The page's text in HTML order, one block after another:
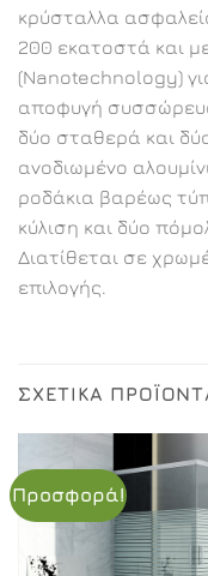
κρύσταλλα
200 εκατοστά και
(Nanotechnology)
αποφυγή
δύο σταθερά και
ανοδιωμένο
ροδάκια βαρέως
κύλιση και δύο
Διατίθεται σε
επιλογής.
ΣΧΕΤΙΚΆ
Προσφορά!